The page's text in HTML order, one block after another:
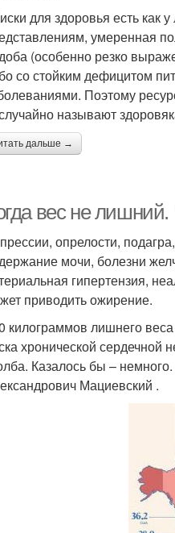
для здоровья есть как
умеренная
(особенно резко
со стойким дефицитом
Поэтому
называют
дальше →
вес не
опрелости,
мочи, болезни
гипертензия,
приводить ожирение.
килограммов лишнего
хронической сердечной
Казалось бы –
Мациевский .